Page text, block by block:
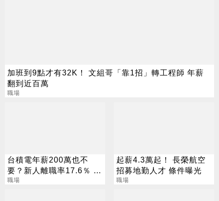
加班到9點才有32K！ 文組哥「靠1招」轉工程師 年薪
翻到近百萬
職場
台積電年薪200萬也不
要？新人離職率17.6％ 工
程師揭崩潰日常
職場
起薪4.3萬起！ 長榮航空
招募地勤人才 條件曝光
職場